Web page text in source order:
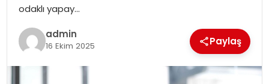
OTOMOBIL
odaklı yapay…
admin
16 Ekim 2025 Paylaş